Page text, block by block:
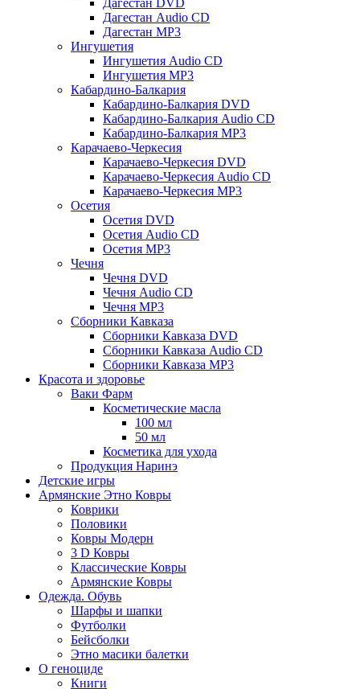
Дагестан DVD
Дагестан Audio CD
Дагестан MP3
Ингушетия
Ингушетия Audio CD
Ингушетия MP3
Кабардино-Балкария
Кабардино-Балкария DVD
Кабардино-Балкария Audio CD
Кабардино-Балкария MP3
Карачаево-Черкесия
Карачаево-Черкесия DVD
Карачаево-Черкесия Audio CD
Карачаево-Черкесия MP3
Осетия
Осетия DVD
Осетия Audio CD
Осетия MP3
Чечня
Чечня DVD
Чечня Audio CD
Чечня MP3
Сборники Кавказа
Сборники Кавказа DVD
Сборники Кавказа Audio CD
Сборники Кавказа MP3
Красота и здоровье
Ваки Фарм
Косметические масла
100 мл
50 мл
Косметика для ухода
Продукция Наринэ
Детские игры
Армянские Этно Ковры
Коврики
Половики
Ковры Модерн
3 D Ковры
Классические Ковры
Армянские Ковры
Одежда. Обувь
Шарфы и шапки
Футболки
Бейсболки
Этно масики балетки
О геноциде
Книги